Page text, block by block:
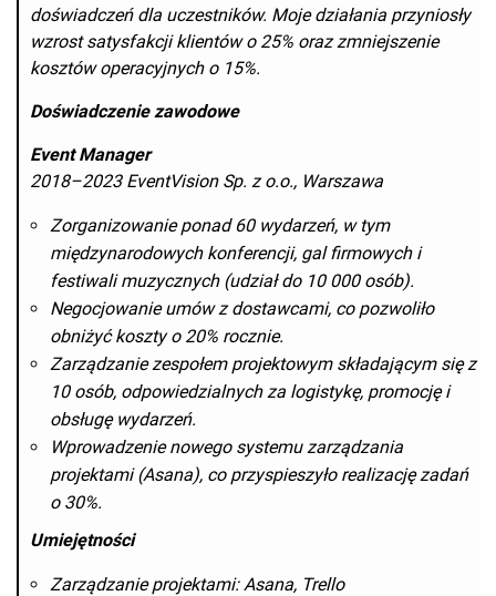
doświadczeń dla uczestników. Moje działania przyniosły
wzrost satysfakcji klientów o 25% oraz zmniejszenie
kosztów operacyjnych o 15%.
Doświadczenie zawodowe
Event Manager
2018–2023 EventVision Sp. z o.o., Warszawa
Zorganizowanie ponad 60 wydarzeń, w tym
międzynarodowych konferencji, gal firmowych i
festiwali muzycznych (udział do 10 000 osób).
Negocjowanie umów z dostawcami, co pozwoliło
obniżyć koszty o 20% rocznie.
Zarządzanie zespołem projektowym składającym się z
10 osób, odpowiedzialnych za logistykę, promocję i
obsługę wydarzeń.
Wprowadzenie nowego systemu zarządzania
projektami (Asana), co przyspieszyło realizację zadań
o 30%.
Umiejętności
Zarządzanie projektami: Asana, Trello